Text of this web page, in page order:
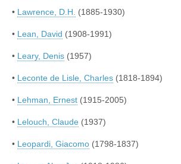
• Lawrence, D.H. (1885-1930)
• Lean, David (1908-1991)
• Leary, Denis (1957)
• Leconte de Lisle, Charles (1818-1894)
• Lehman, Ernest (1915-2005)
• Lelouch, Claude (1937)
• Leopardi, Giacomo (1798-1837)